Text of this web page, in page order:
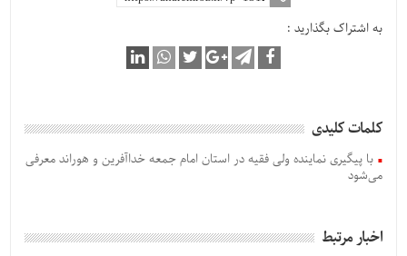
به اشتراک بگذارید :
کلمات کلیدی
با پیگیری نماینده ولی فقیه در استان امام جمعه خداآفرین و هوراند معرفی
می‌شود
اخبار مرتبط